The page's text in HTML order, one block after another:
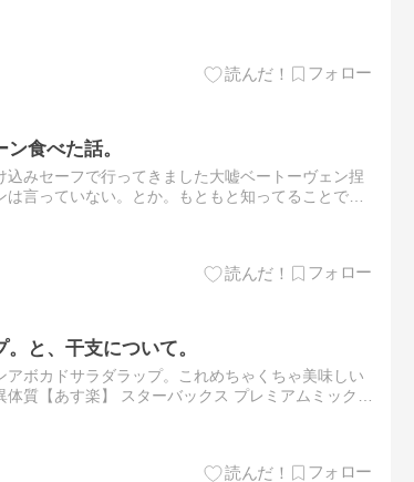
食べた話。
みセーフで行ってきました大嘘ベートーヴェン捏
言っていない。とか。もともと知ってることでし
と、干支について。
ボカドサラダラップ。これめちゃくちゃ美味しい
質【あす楽】 スターバックス プレミアムミックス